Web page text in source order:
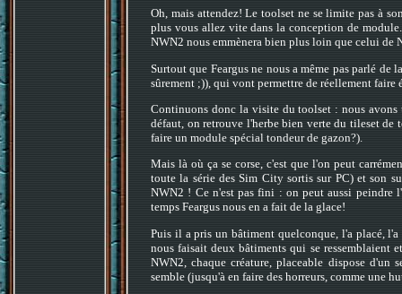
Oh, mais attendez! Le toolset ne se limite pas à
plus vous allez vite dans la conception de
NWN2 nous emmènera bien plus loin que celui de
Surtout que Feargus ne nous a même pas parlé
sûrement ;)), qui vont permettre de réellement faire
Continuons donc la visite du toolset : nous avons
défaut, on retrouve l'herbe bien verte du tileset de
faire un module spécial tondeur de gazon?).
Mais là où ça se corse, c'est que l'on peut
toute la série des Sim City sortis sur PC) et son
NWN2 ! Ce n'est pas fini : on peut aussi peindre
temps Feargus nous en a fait de la glace!
Puis il a pris un bâtiment quelconque, l'a placé,
nous faisait deux bâtiments qui se ressemblaient
NWN2, chaque créature, placeable dispose
semble (jusqu'à en faire des horreurs, comme une